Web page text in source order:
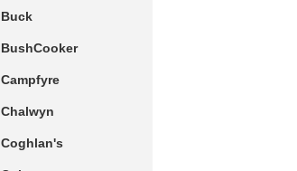
Buck
BushCooker
Campfyre
Chalwyn
Coghlan's